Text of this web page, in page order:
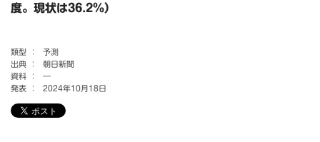
度。現状は36.2％）
類型 ：
予測
出典 ：
朝日新聞
資料 ：
―
発表 ：
2024年10月18日